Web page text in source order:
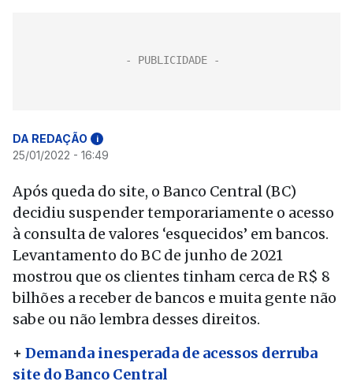
DA REDAÇÃO i
25/01/2022 - 16:49
Após queda do site, o Banco Central (BC)
decidiu suspender temporariamente o acesso
à consulta de valores ‘esquecidos’ em bancos.
Levantamento do BC de junho de 2021
mostrou que os clientes tinham cerca de R$ 8
bilhões a receber de bancos e muita gente não
sabe ou não lembra desses direitos.
+ Demanda inesperada de acessos derruba
site do Banco Central